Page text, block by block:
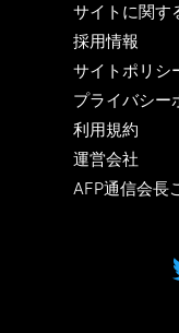
サイトに関す
採用情報
サイトポリシ
プライバシー
利用規約
運営会社
AFP通信会長